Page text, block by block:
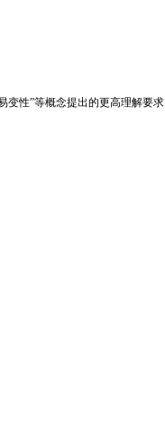
变性”等概念提出的更高理解要求